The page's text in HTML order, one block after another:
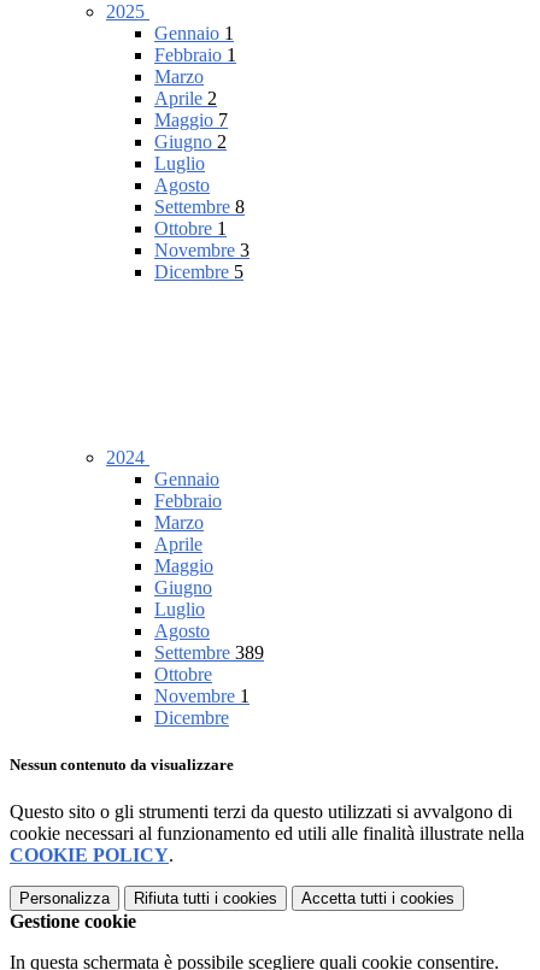
2025
Gennaio 1
Febbraio 1
Marzo
Aprile 2
Maggio 7
Giugno 2
Luglio
Agosto
Settembre 8
Ottobre 1
Novembre 3
Dicembre 5
2024
Gennaio
Febbraio
Marzo
Aprile
Maggio
Giugno
Luglio
Agosto
Settembre 389
Ottobre
Novembre 1
Dicembre
Nessun contenuto da visualizzare
Questo sito o gli strumenti terzi da questo utilizzati si avvalgono di
cookie necessari al funzionamento ed utili alle finalità illustrate nella
COOKIE POLICY.
Personalizza Rifiuta tutti i cookies Accetta tutti i cookies
Gestione cookie
In questa schermata è possibile scegliere quali cookie consentire.